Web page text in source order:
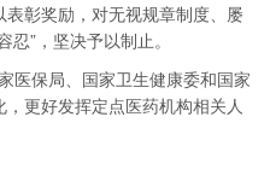
彰奖励，对无视规章制度、屡
”，坚决予以制止。
保局、国家卫生健康委和国家
更好发挥定点医药机构相关人